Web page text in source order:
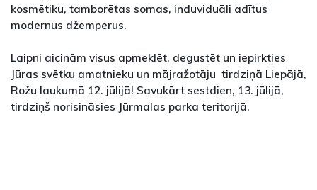
kosmētiku, tamborētas somas, induviduāli adītus
modernus džemperus.
Laipni aicinām visus apmeklēt, degustēt un iepirkties
Jūras svētku amatnieku un mājražotāju tirdziņā Liepājā,
Rožu laukumā 12. jūlijā! Savukārt sestdien, 13. jūlijā,
tirdziņš norisināsies Jūrmalas parka teritorijā.